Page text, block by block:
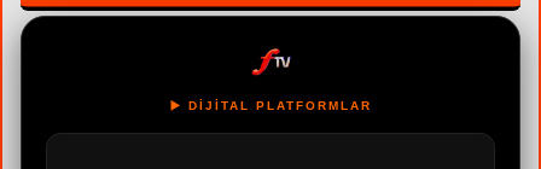
▶️ DİJİTAL PLATFORMLAR